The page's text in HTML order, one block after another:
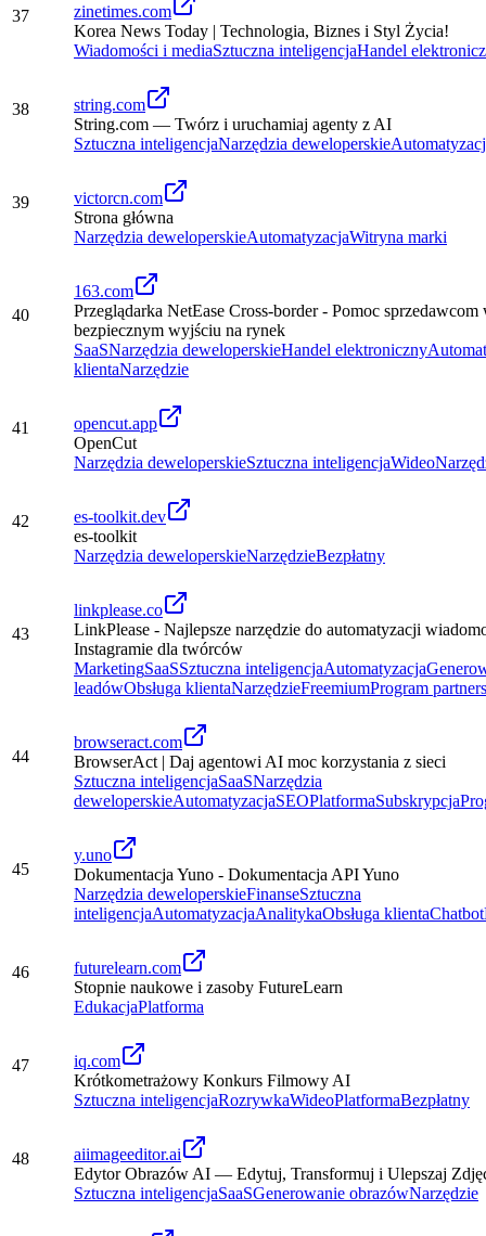
37
zinetimes.com
Korea News Today | Technologia, Biznes i Styl Życia!
Wiadomości i mediaSztuczna inteligencjaHandel
38
string.com
String.com — Twórz i uruchamiaj agenty z AI
Sztuczna inteligencjaNarzędzia deweloperskie
39
victorcn.com
Strona główna
Narzędzia deweloperskieAutomatyzacjaWitryna marki
40
163.com
Przeglądarka NetEase Cross-border - Pomoc
bezpiecznym wyjściu na rynek
SaaSNarzędzia deweloperskieHandel elektroniczny
klientaNarzędzie
41
opencut.app
OpenCut
Narzędzia deweloperskieSztuczna inteligencjaWideo
42
es-toolkit.dev
es-toolkit
Narzędzia deweloperskieNarzędzieBezpłatny
43
linkplease.co
LinkPlease - Najlepsze narzędzie do automatyzacji
Instagramie dla twórców
MarketingSaaSSztuczna inteligencjaAutomatyzacja
leadówObsługa klientaNarzędzieFreemiumProgram
44
browseract.com
BrowserAct | Daj agentowi AI moc korzystania z sieci
Sztuczna inteligencjaSaaSNarzędzia
deweloperskieAutomatyzacjaSEOPlatformaSubskrypcja
45
y.uno
Dokumentacja Yuno - Dokumentacja API Yuno
Narzędzia deweloperskieFinanseSztuczna
inteligencjaAutomatyzacjaAnalitykaObsługa klientaChatbot
46
futurelearn.com
Stopnie naukowe i zasoby FutureLearn
EdukacjaPlatforma
47
iq.com
Krótkometrażowy Konkurs Filmowy AI
Sztuczna inteligencjaRozrywkaWideoPlatformaBezpłatny
48
aiimageeditor.ai
Edytor Obrazów AI — Edytuj, Transformuj i Ulepszaj
Sztuczna inteligencjaSaaSGenerowanie obrazówNarzędzie